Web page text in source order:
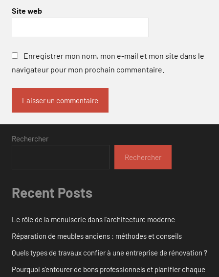
Site web
Enregistrer mon nom, mon e-mail et mon site dans le
navigateur pour mon prochain commentaire.
Rechercher
Rechercher
Recent Posts
Le rôle de la menuiserie dans l’architecture moderne
Réparation de meubles anciens : méthodes et conseils
Quels types de travaux confier à une entreprise de rénovation ?
Pourquoi s’entourer de bons professionnels et planifier chaque